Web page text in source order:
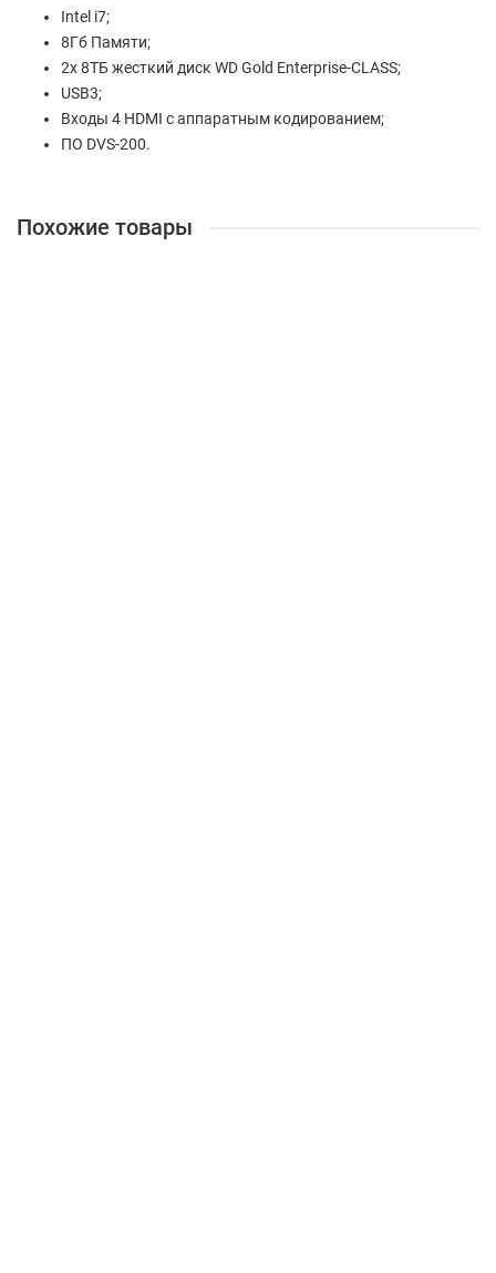
Intel i7;
8Гб Памяти;
2x 8ТБ жесткий диск WD Gold Enterprise-CLASS;
USB3;
Входы 4 HDMI с аппаратным кодированием;
ПО DVS-200.
Похожие товары